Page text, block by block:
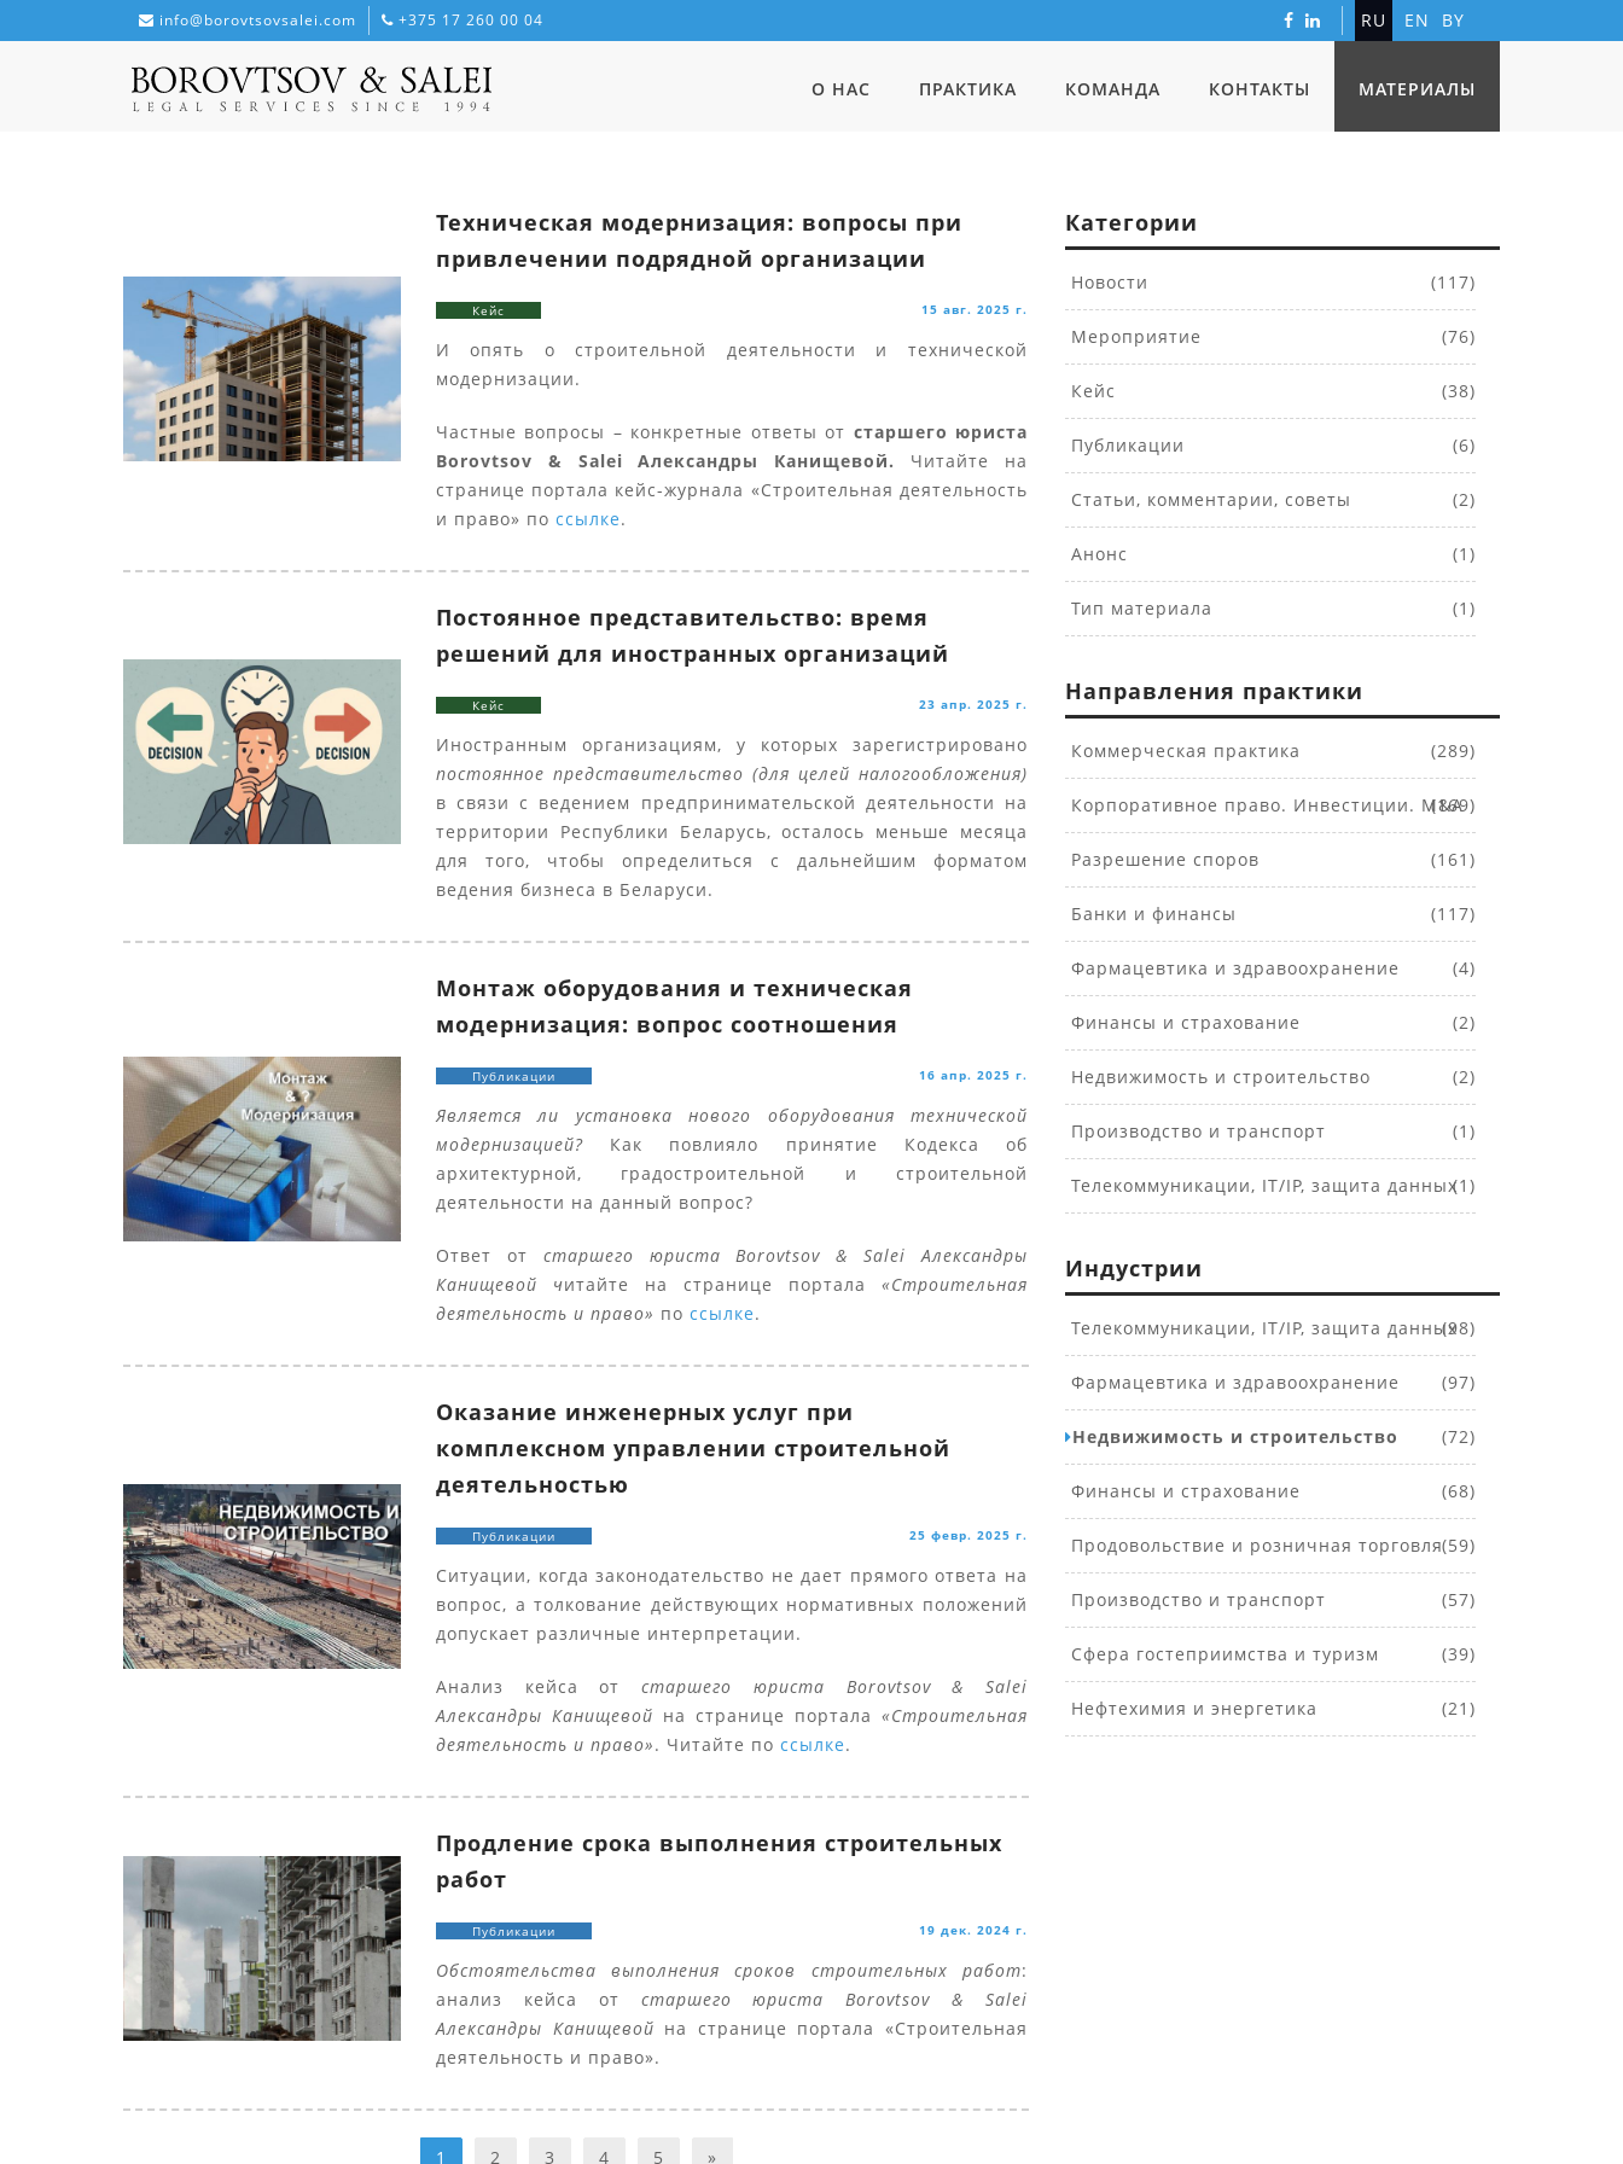
info@borovtsovsalei.com +375 17 260 00 04 RU EN BY
О НАС ПРАКТИКА КОМАНДА КОНТАКТЫ МАТЕРИАЛЫ
Техническая модернизация: вопросы при
привлечении подрядной организации
Кейс 15 авг. 2025 г.
И опять о строительной деятельности и технической
модернизации.
Частные вопросы – конкретные ответы от старшего юриста
Borovtsov & Salei Александры Канищевой.
Читайте на
странице портала кейс-журнала «Строительная деятельность
и право» по ссылке.
Постоянное представительство: время
решений для иностранных организаций
Кейс 23 апр. 2025 г.
Иностранным организациям, у которых зарегистрировано
постоянное представительство (для целей налогообложения)
в связи с ведением предпринимательской деятельности на
территории Республики Беларусь, осталось меньше месяца
для того, чтобы определиться с дальнейшим форматом
ведения бизнеса в Беларуси.
Монтаж оборудования и техническая
модернизация: вопрос соотношения
Публикации 16 апр. 2025 г.
Является ли установка нового оборудования технической
модернизацией?Как повлияло принятие Кодекса об
архитектурной, градостроительной и строительной
деятельности на данный вопрос?
Ответ от старшего юриста Borovtsov & Salei Александры
Канищевой читайте на странице портала «Строительная
деятельность и право» по ссылке.
Оказание инженерных услуг при
комплексном управлении строительной
деятельностью
Публикации 25 февр. 2025 г.
Ситуации, когда законодательство не дает прямого ответа на
вопрос, а толкование действующих нормативных положений
допускает различные интерпретации.
Анализ кейса отстаршего юриста Borovtsov & Salei
Александры Канищевой на странице портала «Строительная
деятельность и право». Читайте по ссылке.
Продление срока выполнения строительных
работ
Публикации 19 дек. 2024 г.
Обстоятельства выполнения сроков строительных работ:
анализ кейса от старшего юриста Borovtsov & Salei
Александры Канищевой на странице портала «Строительная
деятельность и право».
1 2 3 4 5 »
Категории
Новости (117)
Мероприятие (76)
Кейс (38)
Публикации (6)
Статьи, комментарии, советы (2)
Анонс (1)
Тип материала (1)
Направления практики
Коммерческая практика (289)
Корпоративное право. Инвестиции. M&A
(169)
Разрешение споров (161)
Банки и финансы (117)
Фармацевтика и здравоохранение (4)
Финансы и страхование (2)
Недвижимость и строительство (2)
Производство и транспорт (1)
Телекоммуникации, IT/IP, защита данных(1)
Индустрии
Телекоммуникации, IT/IP, защита данных(98)
Фармацевтика и здравоохранение (97)
Недвижимость и строительство (72)
Финансы и страхование (68)
Продовольствие и розничная торговля(59)
Производство и транспорт (57)
Сфера гостеприимства и туризм (39)
Нефтехимия и энергетика (21)